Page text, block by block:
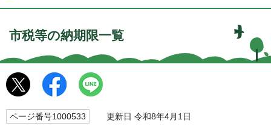
市税等の納期限一覧
ページ番号1000533 更新日 令和8年4月1日